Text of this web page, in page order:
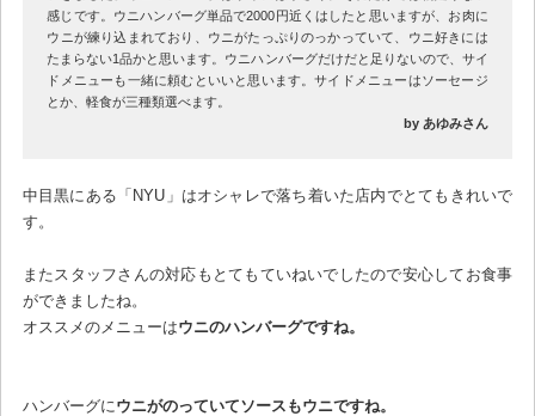
感じです。ウニハンバーグ単品で2000円近くはしたと思いますが、お肉に
ウニが練り込まれており、ウニがたっぷりのっかっていて、ウニ好きには
たまらない1品かと思います。ウニハンバーグだけだと足りないので、サイ
ドメニューも一緒に頼むといいと思います。サイドメニューはソーセージ
とか、軽食が三種類選べます。
by あゆみさん
中目黒にある「NYU」はオシャレで落ち着いた店内でとてもきれいで
す。
またスタッフさんの対応もとてもていねいでしたので安心してお食事
ができましたね。
オススメのメニューはウニのハンバーグですね。
ハンバーグにウニがのっていてソースもウニですね。